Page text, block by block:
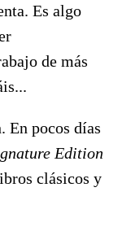
Es algo
de más
En pocos días
Edition
clásicos y